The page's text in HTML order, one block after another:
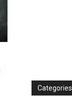
Categories